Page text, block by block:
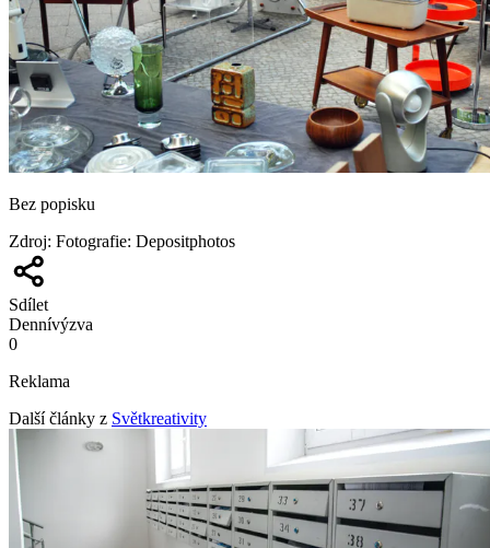
Bez popisku
Zdroj: Fotografie: Depositphotos
Sdílet
Dennívýzva
0
Reklama
Další články z Světkreativity